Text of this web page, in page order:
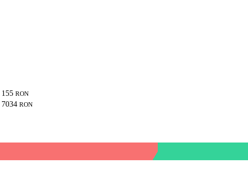
155 RON
7034 RON